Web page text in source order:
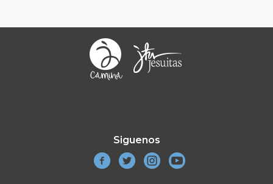
Siguenos